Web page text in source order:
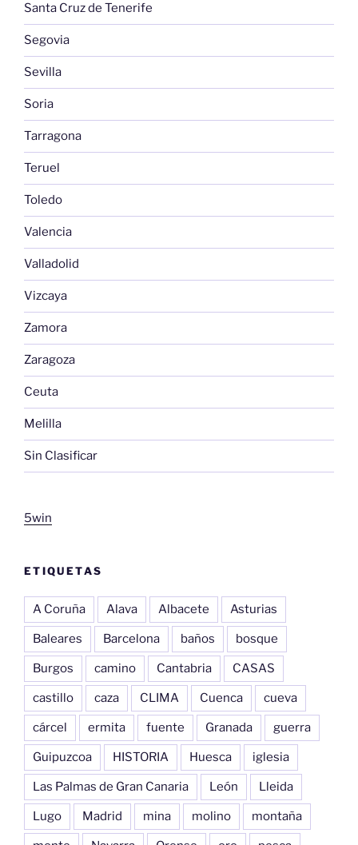
Santa Cruz de Tenerife
Segovia
Sevilla
Soria
Tarragona
Teruel
Toledo
Valencia
Valladolid
Vizcaya
Zamora
Zaragoza
Ceuta
Melilla
Sin Clasificar
5win
ETIQUETAS
A Coruña Alava Albacete Asturias
Baleares Barcelona baños bosque
Burgos camino Cantabria CASAS
castillo caza CLIMA Cuenca cueva
cárcel ermita fuente Granada guerra
Guipuzcoa HISTORIA Huesca iglesia
Las Palmas de Gran Canaria León Lleida
Lugo Madrid mina molino montaña